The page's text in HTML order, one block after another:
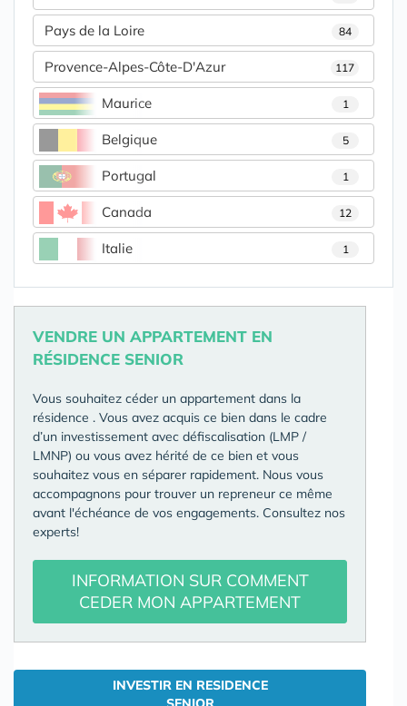
Pays de la Loire 84
Provence-Alpes-Côte-D'Azur 117
Maurice 1
Belgique 5
Portugal 1
Canada 12
Italie 1
VENDRE UN APPARTEMENT EN
RÉSIDENCE SENIOR
Vous souhaitez céder un appartement dans la
résidence . Vous avez acquis ce bien dans le cadre
d’un investissement avec défiscalisation (LMP /
LMNP) ou vous avez hérité de ce bien et vous
souhaitez vous en séparer rapidement. Nous vous
accompagnons pour trouver un repreneur ce même
avant l'échéance de vos engagements. Consultez nos
experts!
INFORMATION SUR COMMENT
CEDER MON APPARTEMENT
INVESTIR EN RESIDENCE